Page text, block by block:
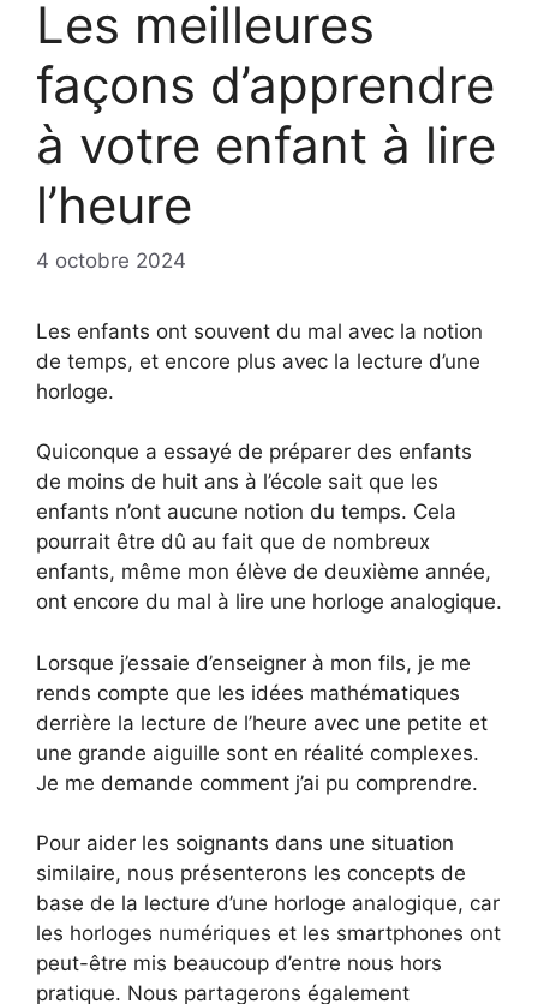
Les meilleures
façons d’apprendre
à votre enfant à lire
l’heure
4 octobre 2024
Les enfants ont souvent du mal avec la notion
de temps, et encore plus avec la lecture d’une
horloge.
Quiconque a essayé de préparer des enfants
de moins de huit ans à l’école sait que les
enfants n’ont aucune notion du temps. Cela
pourrait être dû au fait que de nombreux
enfants, même mon élève de deuxième année,
ont encore du mal à lire une horloge analogique.
Lorsque j’essaie d’enseigner à mon fils, je me
rends compte que les idées mathématiques
derrière la lecture de l’heure avec une petite et
une grande aiguille sont en réalité complexes.
Je me demande comment j’ai pu comprendre.
Pour aider les soignants dans une situation
similaire, nous présenterons les concepts de
base de la lecture d’une horloge analogique, car
les horloges numériques et les smartphones ont
peut-être mis beaucoup d’entre nous hors
pratique. Nous partagerons également